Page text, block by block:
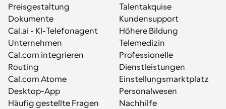
Preisgestaltung
Dokumente
Cal.ai - KI-Telefonagent
Unternehmen
Cal.com integrieren
Routing
Cal.com Atome
Desktop-App
Häufig gestellte Fragen
Talentakquise
Kundensupport
Höhere Bildung
Telemedizin
Professionelle
Dienstleistungen
Einstellungsmarktplatz
Personalwesen
Nachhilfe